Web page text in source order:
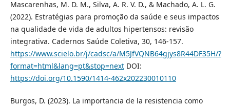
Mascarenhas, M. D. M., Silva, A. R. V. D., & Machado, A. L. G.
(2022). Estratégias para promoção da saúde e seus impactos
na qualidade de vida de adultos hipertensos: revisão
integrativa. Cadernos Saúde Coletiva, 30, 146-157.
https://www.scielo.br/j/cadsc/a/M5JfVQNB64gjys8R44DF35H/?
format=html&lang=pt&stop=nextDOI:
https://doi.org/10.1590/1414-462x202230010110
Burgos, D. (2023). La importancia de la resistencia como